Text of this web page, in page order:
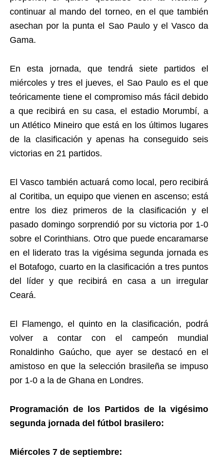
continuar al mando del torneo, en el que también
asechan por la punta el Sao Paulo y el Vasco da
Gama.
En esta jornada, que tendrá siete partidos el
miércoles y tres el jueves, el Sao Paulo es el que
teóricamente tiene el compromiso más fácil debido
a que recibirá en su casa, el estadio Morumbí, a
un Atlético Mineiro que está en los últimos lugares
de la clasificación y apenas ha conseguido seis
victorias en 21 partidos.
El Vasco también actuará como local, pero recibirá
al Coritiba, un equipo que vienen en ascenso; está
entre los diez primeros de la clasificación y el
pasado domingo sorprendió por su victoria por 1-0
sobre el Corinthians. Otro que puede encaramarse
en el liderato tras la vigésima segunda jornada es
el Botafogo, cuarto en la clasificación a tres puntos
del líder y que recibirá en casa a un irregular
Ceará.
El Flamengo, el quinto en la clasificación, podrá
volver a contar con el campeón mundial
Ronaldinho Gaúcho, que ayer se destacó en el
amistoso en que la selección brasileña se impuso
por 1-0 a la de Ghana en Londres.
Programación de los Partidos de la vigésimo
segunda jornada del fútbol brasilero:
Miércoles 7 de septiembre: